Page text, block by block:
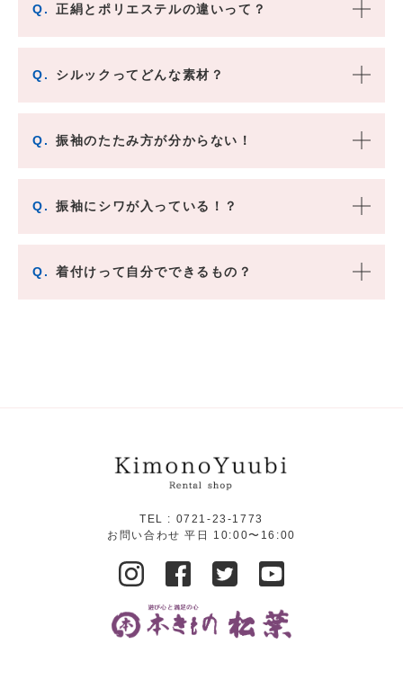
Q. 正絹とポリエステルの違いって？
Q. シルックってどんな素材？
Q. 振袖のたたみ方が分からない！
Q. 振袖にシワが入っている！？
Q. 着付けって自分でできるもの？
TEL : 0721-23-1773
お問い合わせ 平日 10:00〜16:00